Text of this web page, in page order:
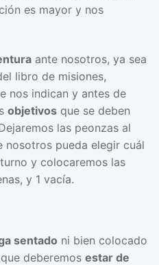
es mayor y nos
ante nosotros, ya sea
libro de misiones,
nos indican y antes de
objetivos que se deben
las peonzas al
nosotros pueda elegir cuál
y colocaremos las
y 1 vacía.
sentado ni bien colocado
deberemos estar de